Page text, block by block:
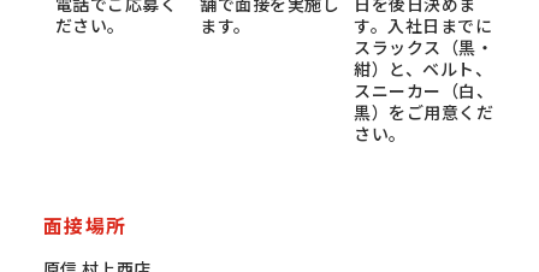
ださい。
ます。
す。入社日までに
スラックス（黒・
紺）と、ベルト、
スニーカー（白、
黒）をご用意くだ
さい。
面接場所